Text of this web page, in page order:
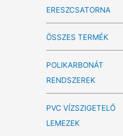
ERESZCSATORNA
ÖSSZES TERMÉK
POLIKARBONÁT
RENDSZEREK
PVC VÍZSZIGETELŐ
LEMEZEK